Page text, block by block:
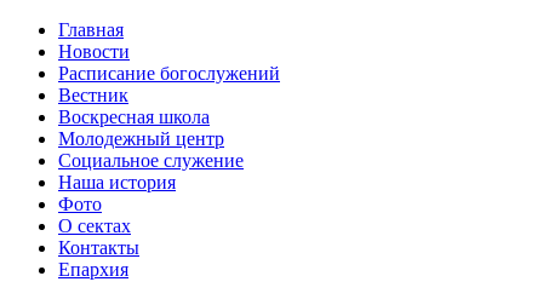
Главная
Новости
Расписание богослужений
Вестник
Воскресная школа
Молодежный центр
Социальное служение
Наша история
Фото
О сектах
Контакты
Епархия